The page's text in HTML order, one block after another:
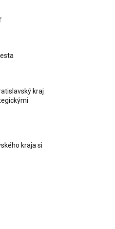
kraj
kraja si